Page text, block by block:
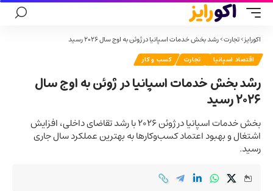
اکورایز>تجارت>رشد بخش خدمات اسپانیا در ژوئن به اوج سال ۲۰۲۶ رسید
اقتصاد اسپانیا تجارت کسب و کار
رشد بخش خدمات اسپانیا در ژوئن به اوج سال
۲۰۲۶ رسید
بخش خدمات اسپانیا در ژوئن ۲۰۲۶ با رشد تقاضای داخلی، افزایش
اشتغال و بهبود اعتماد کسب‌وکارها به بهترین عملکرد سال جاری
رسید.